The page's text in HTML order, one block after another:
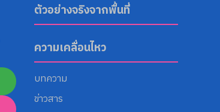
ตัวอย่างจริงจากพื้นที่
ความเคลื่อนไหว
บทความ
ข่าวสาร